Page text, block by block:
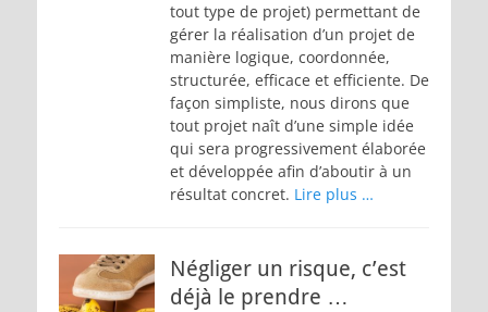
tout type de projet) permettant de
gérer la réalisation d’un projet de
manière logique, coordonnée,
structurée, efficace et efficiente. De
façon simpliste, nous dirons que
tout projet naît d’une simple idée
qui sera progressivement élaborée
et développée afin d’aboutir à un
résultat concret. Lire plus …
Négliger un risque, c’est
déjà le prendre …